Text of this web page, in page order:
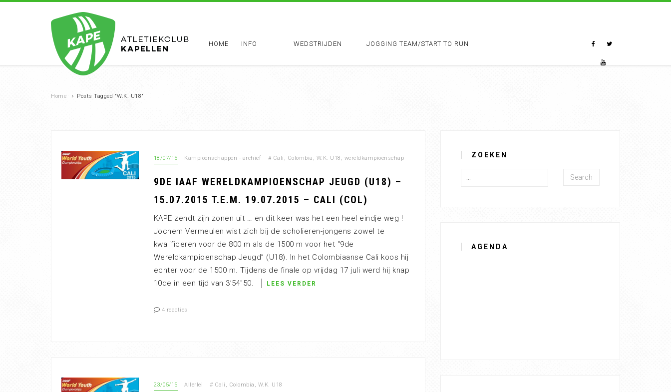
HOME INFO WEDSTRIJDEN JOGGING TEAM/START TO RUN
Home › Posts Tagged "W.K. U18"
18/07/15 Kampioenschappen - archief # Cali , Colombia , W.K. U18 , wereldkampioenschap
9DE IAAF WERELDKAMPIOENSCHAP JEUGD (U18) –
15.07.2015 T.E.M. 19.07.2015 – CALI (COL)
KAPE zendt zijn zonen uit … en dit keer was het een heel eindje weg !
Jochem Vermeulen wist zich bij de scholieren-jongens zowel te
kwalificeren voor de 800 m als de 1500 m voor het “9de
Wereldkampioenschap Jeugd” (U18). In het Colombiaanse Cali koos hij
echter voor de 1500 m. Tijdens de finale op vrijdag 17 juli werd hij knap
10de in een tijd van 3’54″50.
LEES VERDER
4 reacties
23/05/15 Allerlei # Cali , Colombia , W.K. U18
ZOEKEN
Search
AGENDA